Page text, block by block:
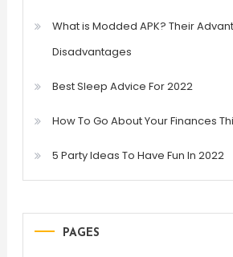
What is Modded APK? Their
Disadvantages
Best Sleep Advice For 2022
How To Go About Your Finances
5 Party Ideas To Have Fun In 2022
PAGES